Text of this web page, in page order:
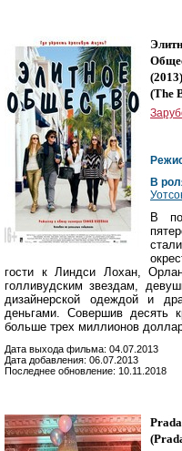
(2013)
(The
В
В
гости к Линдси Лохан,
голливудским звездам,
дизайнерской одеждой и
деньгами. Совершив десять
больше трех миллионов
Дата выхода фильма: 04.07.2013
Дата добавления: 06.07.2013
Последнее обновление: 10.11.2018
(